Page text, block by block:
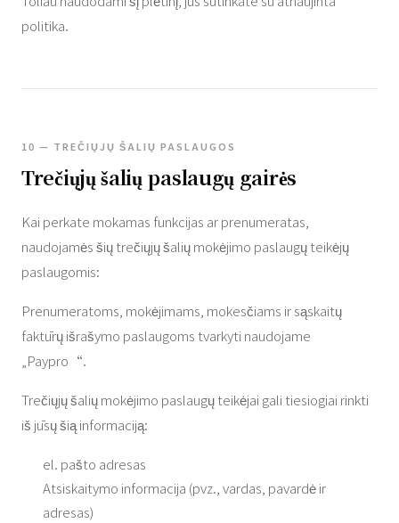
politika.
10 — TREČIŲJŲ ŠALIŲ PASLAUGOS
Trečiųjų šalių paslaugų gairės
Kai perkate mokamas funkcijas ar prenumeratas,
naudojamės šių trečiųjų šalių mokėjimo paslaugų teikėjų
paslaugomis:
Prenumeratoms, mokėjimams, mokesčiams ir sąskaitų
faktūrų išrašymo paslaugoms tvarkyti naudojame
„Paypro“.
Trečiųjų šalių mokėjimo paslaugų teikėjai gali tiesiogiai rinkti
iš jūsų šią informaciją:
el. pašto adresas
Atsiskaitymo informacija (pvz., vardas, pavardė ir
adresas)